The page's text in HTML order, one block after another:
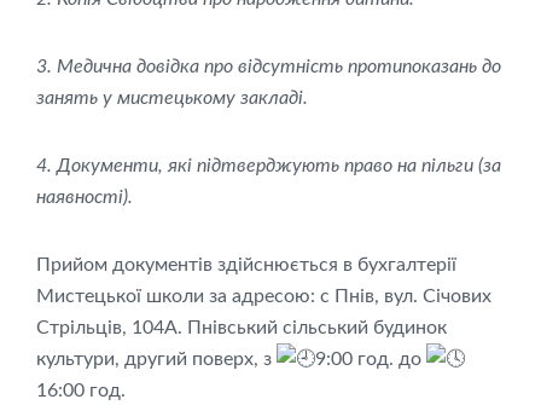
3. Медична довідка про відсутність протипоказань до
занять у мистецькому закладі.
4. Документи, які підтверджують право на пільги (за
наявності).
Прийом документів здійснюється в бухгалтерії
Мистецької школи за адресою: с Пнів, вул. Січових
Стрільців, 104А. Пнівський сільський будинок
культури, другий поверх, з
9:00 год. до
16:00 год.